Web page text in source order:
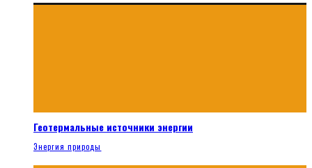
Геотермальные источники энергии
Энергия природы